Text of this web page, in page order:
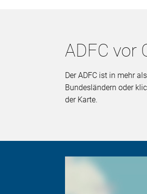
ADFC vor
Der ADFC ist in mehr
Bundesländern oder
der Karte.